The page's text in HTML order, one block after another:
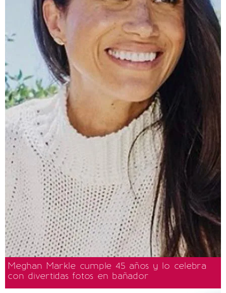
Meghan Markle cumple 45 años y lo celebra
con divertidas fotos en bañador